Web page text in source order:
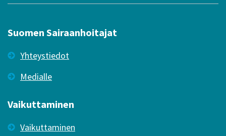
Suomen Sairaanhoitajat
Yhteystiedot
Medialle
Vaikuttaminen
Vaikuttaminen